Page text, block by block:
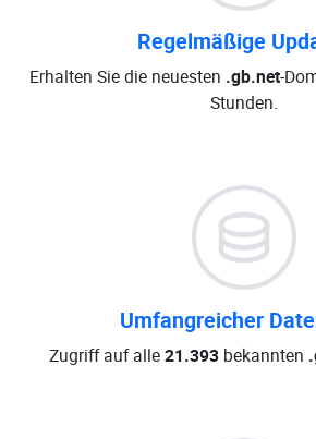
Regelmäßige
Erhalten Sie die neuesten .gb.net-
Stunden.
Umfangreicher
Zugriff auf alle21.393bekannten